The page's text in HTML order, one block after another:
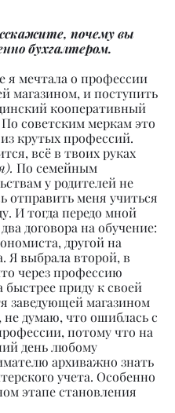
почему вы
бухгалтером.
я мечтала о профессии
магазином, и поступить
кооперативный
советским меркам это
крутых профессий.
всё в твоих руках
По семейным
у родителей не
отправить меня учиться
И тогда передо мной
договора на обучение:
другой на
Я выбрала второй, в
через профессию
быстрее приду к своей
заведующей магазином
не думаю, что ошиблась с
потому что на
день любому
архиважно знать
учета. Особенно
этапе становления